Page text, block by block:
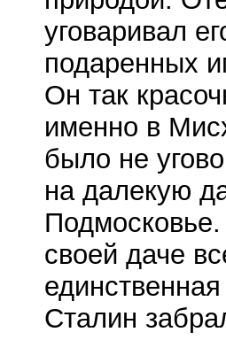
уговаривал
подаренных
Он так
именно в
было не
на далекую
своей даче
Сталин